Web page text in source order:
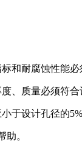
耐腐蚀性能必
质量必须符合
设计孔径的5%
。